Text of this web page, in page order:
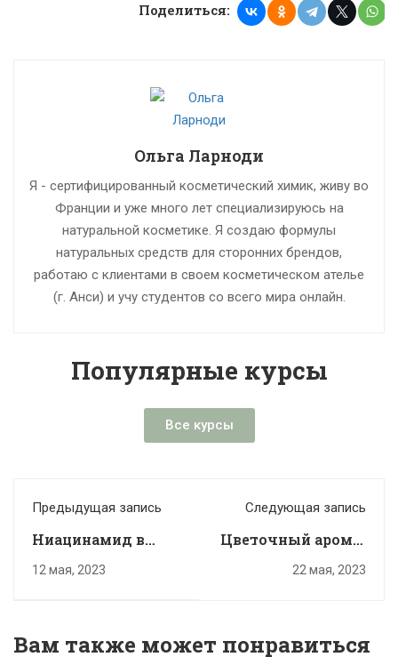
Поделиться:
Ольга Ларноди
Я - сертифицированный косметический химик, живу во
Франции и уже много лет специализируюсь на
натуральной косметике. Я создаю формулы
натуральных средств для сторонних брендов,
работаю с клиентами в своем косметическом ателье
(г. Анси) и учу студентов со всего мира онлайн.
Популярные курсы
Все курсы
Предыдущая запись
Ниацинамид в
косметике
12 мая, 2023
Следующая запись
Цветочный арома-
мист для тела и
22 мая, 2023
Вам также может понравиться